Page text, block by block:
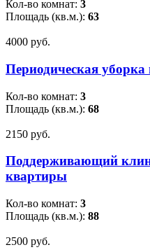
Кол-во комнат: 3
Площадь (кв.м.): 63
4000 pуб.
Периодическая
Кол-во комнат: 3
Площадь (кв.м.): 68
2150 pуб.
Поддерживающий
квартиры
Кол-во комнат: 3
Площадь (кв.м.): 88
2500 pуб.